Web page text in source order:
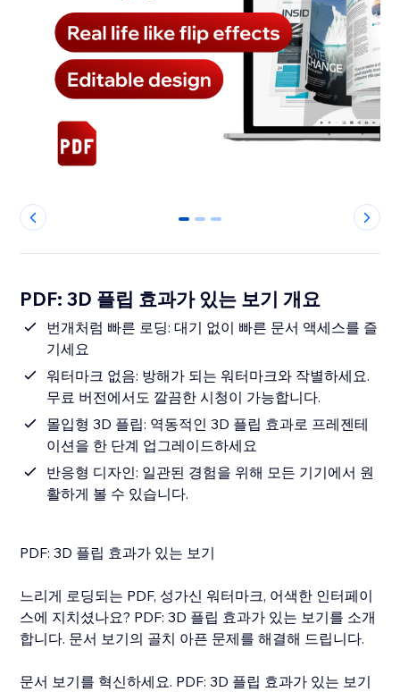
0 1 2
PDF: 3D 플립 효과가 있는 보기 개요
번개처럼 빠른 로딩: 대기 없이 빠른 문서 액세스를 즐
기세요
워터마크 없음: 방해가 되는 워터마크와 작별하세요.
무료 버전에서도 깔끔한 시청이 가능합니다.
몰입형 3D 플립: 역동적인 3D 플립 효과로 프레젠테
이션을 한 단계 업그레이드하세요
반응형 디자인: 일관된 경험을 위해 모든 기기에서 원
활하게 볼 수 있습니다.
PDF: 3D 플립 효과가 있는 보기
느리게 로딩되는 PDF, 성가신 워터마크, 어색한 인터페이
스에 지치셨나요? PDF: 3D 플립 효과가 있는 보기를 소개
합니다. 문서 보기의 골치 아픈 문제를 해결해 드립니다.
문서 보기를 혁신하세요. PDF: 3D 플립 효과가 있는 보기